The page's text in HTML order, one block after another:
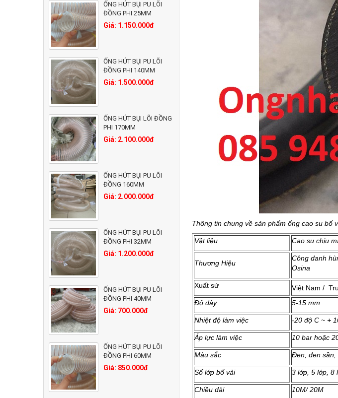
ỐNG HÚT BỤI PU LÕI
ĐỒNG PHI 25MM
Giá: 1.150.000đ
ỐNG HÚT BỤI PU LÕI
ĐỒNG PHI 140MM
Giá: 1.500.000đ
ỐNG HÚT BỤI LÕI ĐỒNG
PHI 170MM
Giá: 2.100.000đ
ỐNG HÚT BỤI PU LÕI
ĐỒNG 160MM
Giá: 2.000.000đ
ỐNG HÚT BỤI PU LÕI
ĐỒNG PHI 32MM
Giá: 1.200.000đ
ỐNG HÚT BỤI PU LÕI
ĐỒNG PHI 40MM
Giá: 700.000đ
ỐNG HÚT BỤI PU LÕI
ĐỒNG PHI 60MM
Giá: 850.000đ
Thông tin chung về sản phẩm ống cao su bố
Vật liệu Cao su chịu
Thương Hiệu
Công danh
Osina
Xuất sứ
Việt Nam /
Độ dày
5-15 mm
Nhiệt độ làm việc -20 độ C ~ +
Áp lực làm việc 10 bar hoặc
Màu sắc Đen, đen sần,
Số lớp bố vải 3 lớp, 5 lớp, 8
Chiều dài 10M/ 20M